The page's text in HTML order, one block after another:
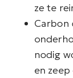
ze te
Carbon
nodig
en